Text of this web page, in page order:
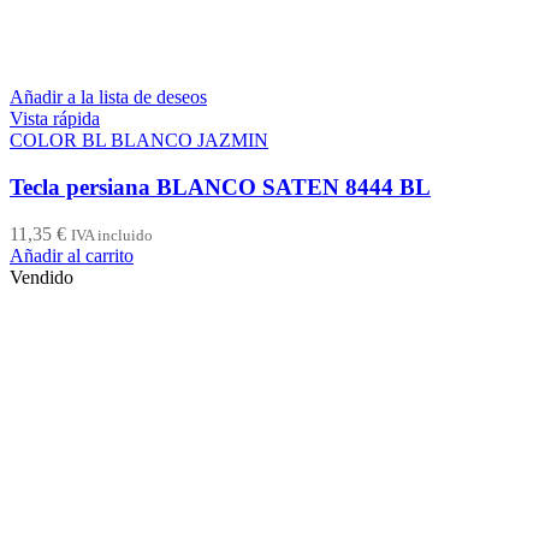
Añadir a la lista de deseos
Vista rápida
COLOR BL BLANCO JAZMIN
Tecla persiana BLANCO SATEN 8444 BL
11,35 € IVA incluido
Añadir al carrito
Vendido